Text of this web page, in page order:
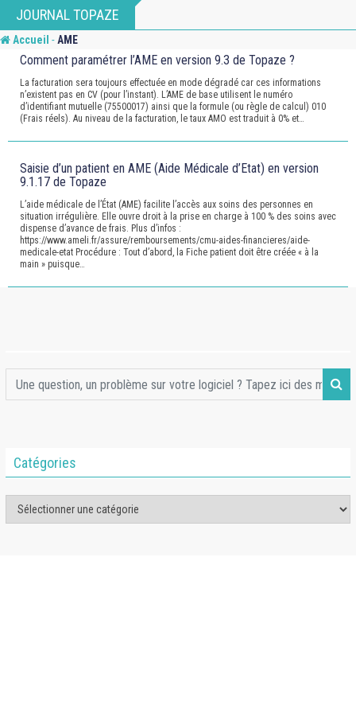
to
content
JOURNAL TOPAZE
Accueil -AME
Comment paramétrer l’AME en version 9.3 de Topaze ?
La facturation sera toujours effectuée en mode dégradé car ces informations
n’existent pas en CV (pour l’instant). L’AME de base utilisent le numéro
d’identifiant mutuelle (75500017) ainsi que la formule (ou règle de calcul) 010
(Frais réels). Au niveau de la facturation, le taux AMO est traduit à 0% et…
Saisie d’un patient en AME (Aide Médicale d’Etat) en version
9.1.17 de Topaze
L’aide médicale de l’État (AME) facilite l’accès aux soins des personnes en
situation irrégulière. Elle ouvre droit à la prise en charge à 100 % des soins avec
dispense d’avance de frais. Plus d’infos :
https://www.ameli.fr/assure/remboursements/cmu-aides-financieres/aide-
medicale-etat Procédure : Tout d’abord, la Fiche patient doit être créée « à la
main » puisque…
Catégories
Catégories